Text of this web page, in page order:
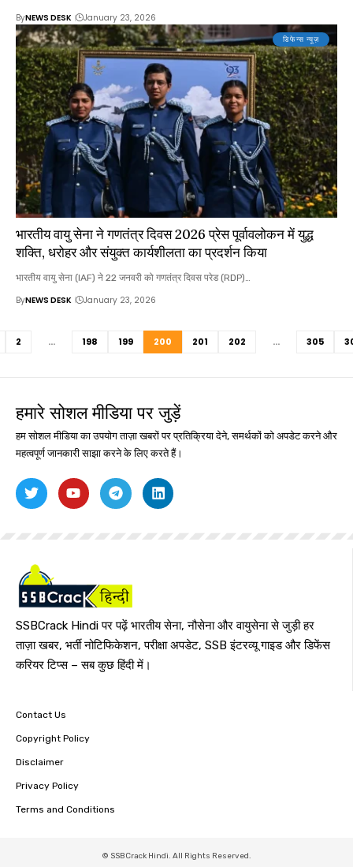
ByNEWS DESK January 23, 2026
डिफेन्स न्यूज़
भारतीय वायु सेना ने गणतंत्र दिवस 2026 प्रेस पूर्वावलोकन में युद्ध
शक्ति, धरोहर और संयुक्त कार्यशीलता का प्रदर्शन किया
भारतीय वायु सेना (IAF) ने 22 जनवरी को गणतंत्र दिवस परेड (RDP)…
ByNEWS DESK January 23, 2026
2 … 198 199 200 201 202 … 305
हमारे सोशल मीडिया पर जुड़ें
हम सोशल मीडिया का उपयोग ताज़ा खबरों पर प्रतिक्रिया देने, समर्थकों को अपडेट करने और
महत्वपूर्ण जानकारी साझा करने के लिए करते हैं।
SSBCrack Hindi पर पढ़ें भारतीय सेना, नौसेना और वायुसेना से जुड़ी हर
ताज़ा खबर, भर्ती नोटिफिकेशन, परीक्षा अपडेट, SSB इंटरव्यू गाइड और डिफेंस
करियर टिप्स – सब कुछ हिंदी में।
Contact Us
Copyright Policy
Disclaimer
Privacy Policy
Terms and Conditions
© SSBCrack Hindi. All Rights Reserved.